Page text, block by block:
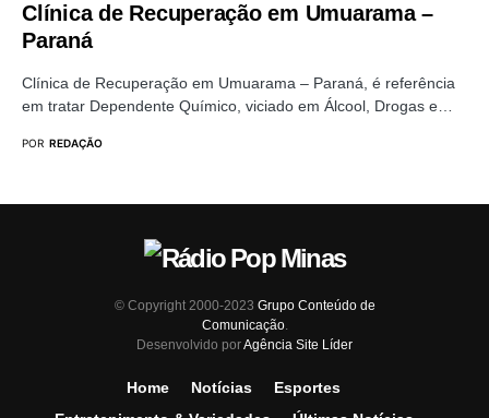
Clínica de Recuperação em Umuarama –
Paraná
Clínica de Recuperação em Umuarama – Paraná, é referência
em tratar Dependente Químico, viciado em Álcool, Drogas e…
POR REDAÇÃO
© Copyright 2000-2023 Grupo Conteúdo de
Comunicação.
Desenvolvido porAgência Site Líder
Home Notícias
Esportes